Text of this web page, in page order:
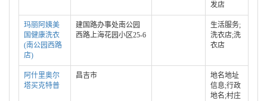
发店
玛丽阿姨美
国健康洗衣
(南公园西路
店)
建国路办事处南公园
西路上海花园小区25-6
生活服务;
洗衣店;洗
衣店
阿什里奥尔
塔买克特普
昌吉市
地名地址
信息;行政
地名;村庄